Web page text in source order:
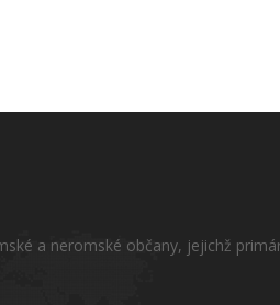
a neromské občany, jejichž